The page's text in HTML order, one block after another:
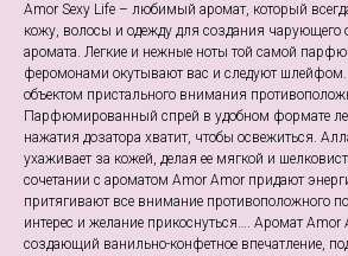
Amor Sexy Life – любимый аромат, который
кожу, волосы и одежду для создания чарующего
аромата. Легкие и нежные ноты той самой
феромонами окутывают вас и следуют
объектом пристального внимания
Парфюмированный спрей в удобном формате
нажатия дозатора хватит, чтобы освежиться.
ухаживает за кожей, делая ее мягкой и
сочетании с ароматом Amor Amor придают
притягивают все внимание противоположного
интерес и желание прикоснуться…. Аромат Amor
создающий ванильно-конфетное впечатление,